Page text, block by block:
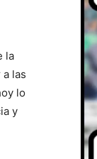
la
las
lo
y